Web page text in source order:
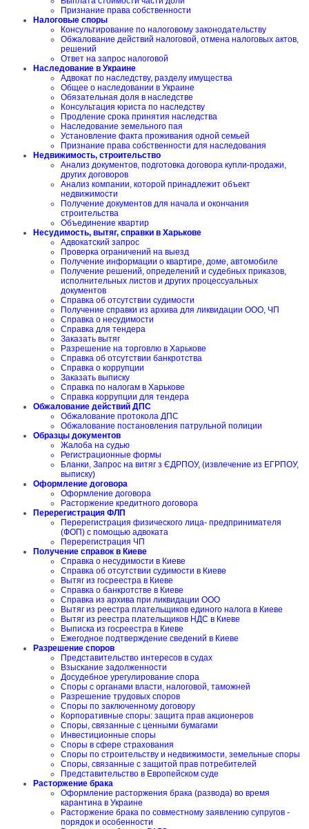
Признание права собственности
Налоговые споры
Консультирование по налоговому законодательству
Обжалование действий налоговой, отмена налоговых актов,
решений
Ответ на запрос налоговой
Наследование в Украине
Адвокат по наследству, разделу имущества
Общее о наследовании в Украине
Обязательная доля в наследстве
Консультация юриста по наследству
Продление срока принятия наследства
Наследование земельного пая
Установление факта проживания одной семьей
Признание права собственности для наследования
Недвижимость, строительство
Анализ документов, подготовка договора купли-продажи,
других договоров
Анализ компании, которой принадлежит объект
недвижимости
Получение документов для начала и окончания
строительства
Объединение квартир
Несудимость, вытяг, справки в Харькове
Адвокатский запрос
Проверка ограничений на выезд
Получение информации о квартире, доме, автомобиле
Получение решений, определений и судебных приказов,
исполнительных листов и других процессуальных
документов
Справка об отсутствии судимости
Получение справки из архива для ликвидации ООО, ЧП
Справка о несудимости
Справка для тендера
Заказать вытяг
Разрешение на торговлю в Харькове
Справка об отсутствии банкротства
Справка о коррупции
Заказать выписку
Справка по налогам в Харькове
Справка коррупции для тендера
Обжалование действий ДПС
Обжалование протокола ДПС
Обжалование постановления патрульной полиции
Образцы документов
Жалоба на судью
Регистрационные формы
Бланки, Запрос на витяг з ЄДРПОУ, (извлечение из ЕГРПОУ,
выписку)
Оформление договора
Оформление договора
Расторжение кредитного договора
Перерегистрация ФЛП
Перерегистрация физического лица- предпринимателя
(ФОП) с помощью адвоката
Перерегистрация ЧП
Получение справок в Киеве
Справка о несудимости в Киеве
Справка об отсутствии судимости в Киеве
Вытяг из госреестра в Киеве
Справка о банкротстве в Киеве
Справка из архива при ликвидации ООО
Вытяг из реестра плательщиков единого налога в Киеве
Вытяг из реестра плательщиков НДС в Киеве
Выписка из госреестра в Киеве
Ежегодное подтверждение сведений в Киеве
Разрешение споров
Представительство интересов в судах
Взыскание задолженности
Досудебное урегулирование спора
Споры с органами власти, налоговой, таможней
Разрешение трудовых споров
Споры по заключенному договору
Корпоративные споры: защита прав акционеров
Споры, связанные с ценными бумагами
Инвестиционные споры
Споры в сфере страхования
Споры по строительству и недвижимости, земельные споры
Споры, связанные с защитой прав потребителей
Представительство в Европейском суде
Расторжение брака
Оформление расторжения брака (развода) во время
карантина в Украине
Расторжение брака по совместному заявлению супругов -
порядок и особенности